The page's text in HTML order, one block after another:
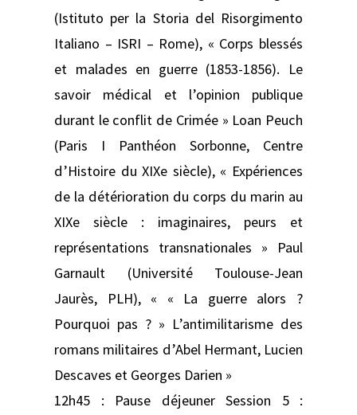
(Istituto per la Storia del Risorgimento
Italiano – ISRI – Rome), « Corps blessés
et malades en guerre (1853-1856). Le
savoir médical et l’opinion publique
durant le conflit de Crimée » Loan Peuch
(Paris I Panthéon Sorbonne, Centre
d’Histoire du XIXe siècle), « Expériences
de la détérioration du corps du marin au
XIXe siècle : imaginaires, peurs et
représentations transnationales » Paul
Garnault (Université Toulouse-Jean
Jaurès, PLH), « « La guerre alors ?
Pourquoi pas ? » L’antimilitarisme des
romans militaires d’Abel Hermant, Lucien
Descaves et Georges Darien »
12h45 : Pause déjeuner Session 5 :